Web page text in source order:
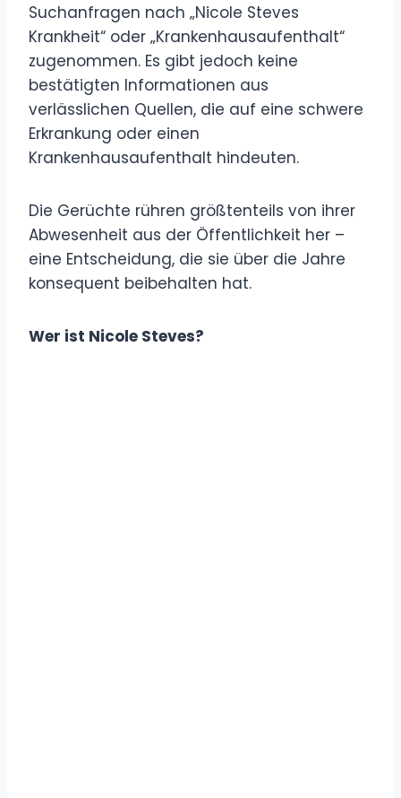
Suchanfragen nach „Nicole Steves
Krankheit“ oder „Krankenhausaufenthalt“
zugenommen. Es gibt jedoch keine
bestätigten Informationen aus
verlässlichen Quellen, die auf eine schwere
Erkrankung oder einen
Krankenhausaufenthalt hindeuten.
Die Gerüchte rühren größtenteils von ihrer
Abwesenheit aus der Öffentlichkeit her –
eine Entscheidung, die sie über die Jahre
konsequent beibehalten hat.
Wer ist Nicole Steves?